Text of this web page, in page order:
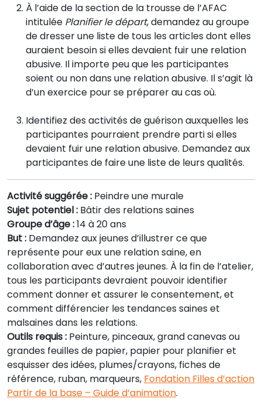
À l’aide de la section de la trousse de l’AFAC
intitulée Planifier le départ, demandez au groupe
de dresser une liste de tous les articles dont elles
auraient besoin si elles devaient fuir une relation
abusive. Il importe peu que les participantes
soient ou non dans une relation abusive. Il s’agit là
d’un exercice pour se préparer au cas où.
Identifiez des activités de guérison auxquelles les
participantes pourraient prendre parti si elles
devaient fuir une relation abusive. Demandez aux
participantes de faire une liste de leurs qualités.
Activité suggérée : Peindre une murale
Sujet potentiel : Bâtir des relations saines
Groupe d’âge :14 à 20 ans
But : Demandez aux jeunes d’illustrer ce que
représente pour eux une relation saine, en
collaboration avec d’autres jeunes. À la fin de l’atelier,
tous les participants devraient pouvoir identifier
comment donner et assurer le consentement, et
comment différencier les tendances saines et
malsaines dans les relations.
Outils requis : Peinture, pinceaux, grand canevas ou
grandes feuilles de papier, papier pour planifier et
esquisser des idées, plumes/crayons, fiches de
référence, ruban, marqueurs, Fondation Filles d’action
Partir de la base – Guide d’animation.